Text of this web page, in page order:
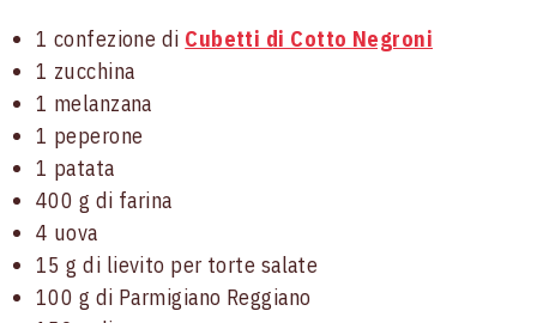
1 confezione di Cubetti di Cotto Negroni
1 zucchina
1 melanzana
1 peperone
1 patata
400 g di farina
4 uova
15 g di lievito per torte salate
100 g di Parmigiano Reggiano